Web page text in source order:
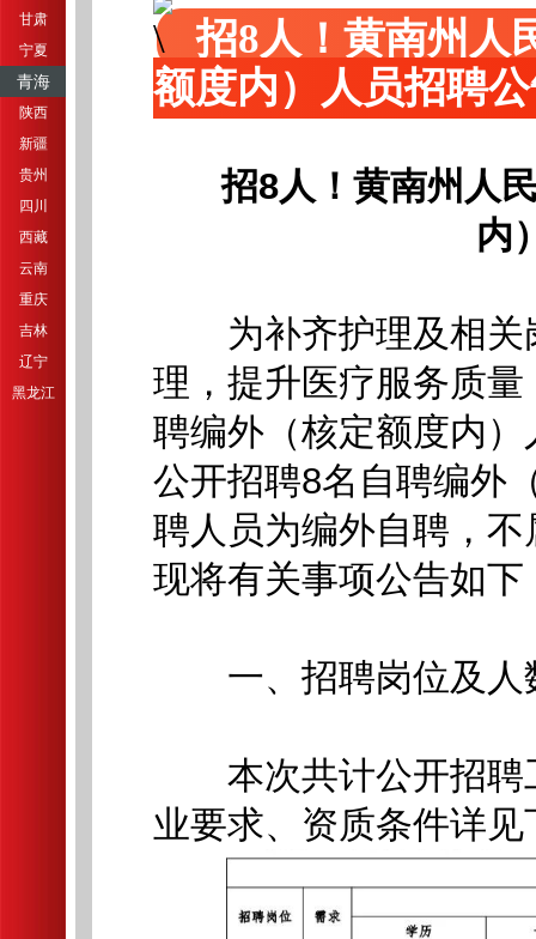
甘肃
宁夏
青海
陕西
新疆
贵州
四川
西藏
云南
重庆
吉林
辽宁
黑龙江
招8人！黄南州人
额度内）人员招聘
招8人！黄南州人
内
为补齐护理及相关
理，提升医疗服务质
聘编外（核定额度内
公开招聘8名自聘编外
聘人员为编外自聘，
现将有关事项公告如下
一、招聘岗位及人
本次共计公开招聘
业要求、资质条件详见